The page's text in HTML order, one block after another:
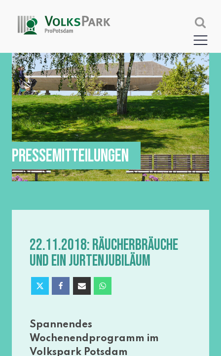
PRESSEMITTEILUNGEN
22.11.2018: RÄUCHERBRÄUCHE
UND EIN JURTENJUBILÄUM
Spannendes
Wochenendprogramm im
Volkspark Potsdam